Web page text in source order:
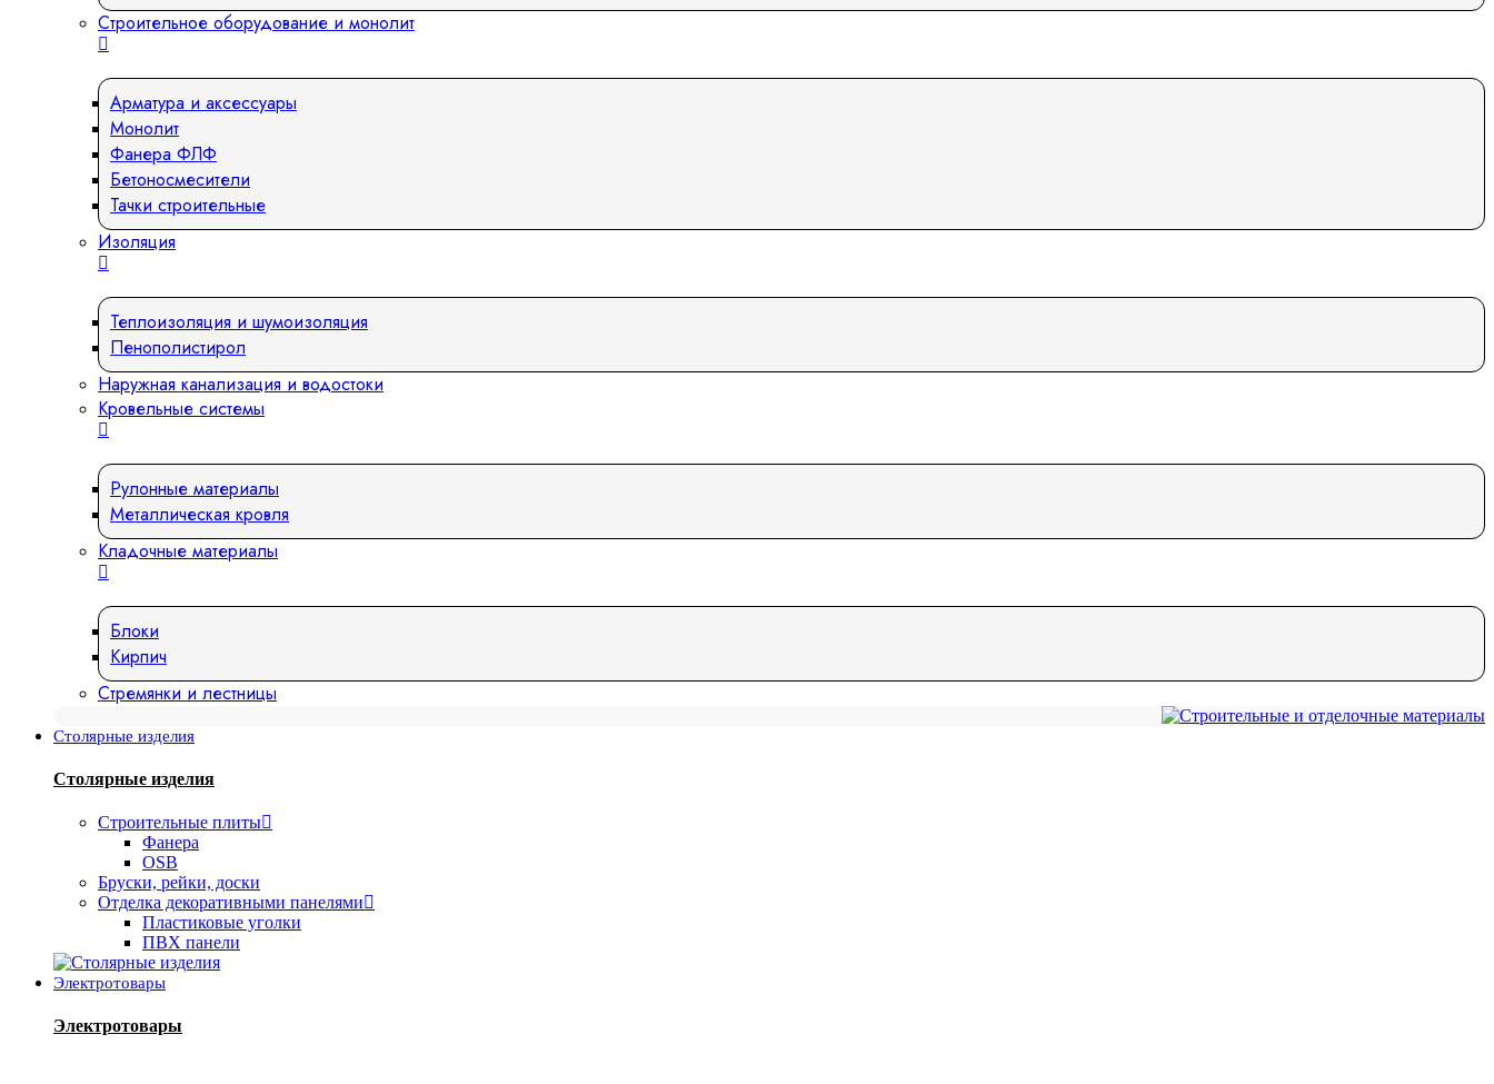
Строительное оборудование и монолит
Арматура и аксессуары
Монолит
Фанера ФЛФ
Бетоносмесители
Тачки строительные
Изоляция
Теплоизоляция и шумоизоляция
Пенополистирол
Наружная канализация и водостоки
Кровельные системы
Рулонные материалы
Металлическая кровля
Кладочные материалы
Блоки
Кирпич
Стремянки и лестницы
Столярные изделия
Столярные изделия
Строительные плиты
Фанера
OSB
Бруски, рейки, доски
Отделка декоративными панелями
Пластиковые уголки
ПВХ панели
Электротовары
Электротовары